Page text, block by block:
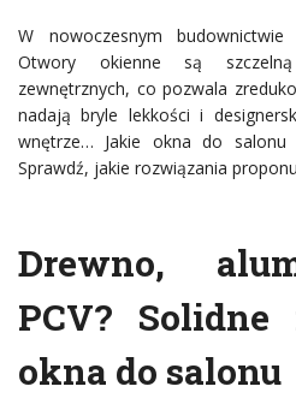
W nowoczesnym
Otwory okienne są
zewnętrznych, co pozwala
nadają bryle lekkości i
wnętrze… Jakie okna do salonu
Sprawdź, jakie rozwiązania
Drewno,
PCV?
okna do salonu